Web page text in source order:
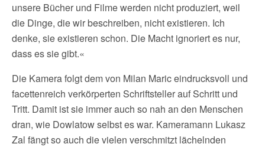
unsere Bücher und Filme werden nicht produziert, weil
die Dinge, die wir beschreiben, nicht existieren. Ich
denke, sie existieren schon. Die Macht ignoriert es nur,
dass es sie gibt.«
Die Kamera folgt dem von Milan Maric eindrucksvoll und
facettenreich verkörperten Schriftsteller auf Schritt und
Tritt. Damit ist sie immer auch so nah an den Menschen
dran, wie Dowlatow selbst es war. Kameramann Lukasz
Zal fängt so auch die vielen verschmitzt lächelnden